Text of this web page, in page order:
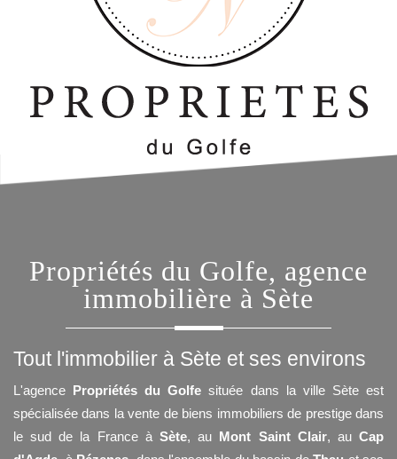
Propriétés du Golfe, agence
immobilière à Sète
Tout l'immobilier à Sète et ses environs
L'agence Propriétés du Golfe située dans la ville Sète est
spécialisée dans la vente de biens immobiliers de prestige dans
le sud de la France à Sète, au Mont Saint Clair, auCap